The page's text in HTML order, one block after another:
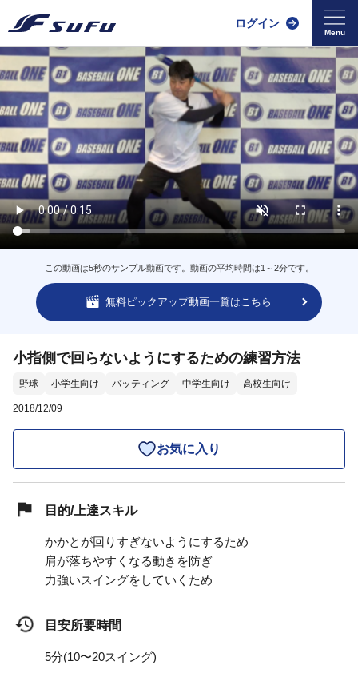
ログイン
この動画は5秒のサンプル動画です。動画の平均時間は1～2分です。
無料ピックアップ動画一覧はこちら
小指側で回らないようにするための練習方法
野球 小学生向け バッティング 中学生向け 高校生向け
2018/12/09
お気に入り
目的/上達スキル
かかとが回りすぎないようにするため
肩が落ちやすくなる動きを防ぎ
力強いスイングをしていくため
目安所要時間
5分(10〜20スイング)